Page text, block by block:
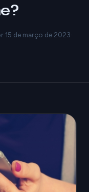
·15 de março de 2023·